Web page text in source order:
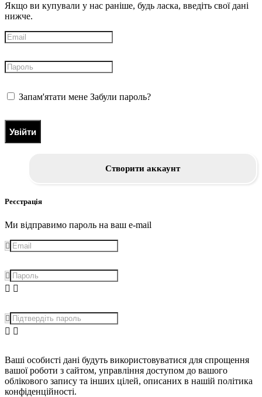
Якщо ви купували у нас раніше, будь ласка, введіть свої дані
нижче.
Запам'ятати мене Забули пароль?
Увійти
Створити аккаунт
Реєстрація
Ми відправимо пароль на ваш e-mail
Ваші особисті дані будуть використовуватися для спрощення
вашої роботи з сайтом, управління доступом до вашого
облікового запису та інших цілей, описаних в нашій політика
конфіденційності.